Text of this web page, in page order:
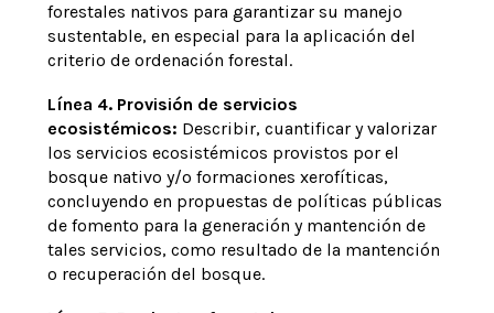
forestales nativos para garantizar su manejo
sustentable, en especial para la aplicación del
criterio de ordenación forestal.
Línea 4. Provisión de servicios
ecosistémicos: Describir, cuantificar y valorizar
los servicios ecosistémicos provistos por el
bosque nativo y/o formaciones xerofíticas,
concluyendo en propuestas de políticas públicas
de fomento para la generación y mantención de
tales servicios, como resultado de la mantención
o recuperación del bosque.